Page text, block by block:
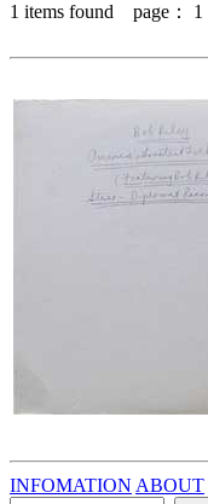
1 items found page： 1
INFOMATION ABOUT